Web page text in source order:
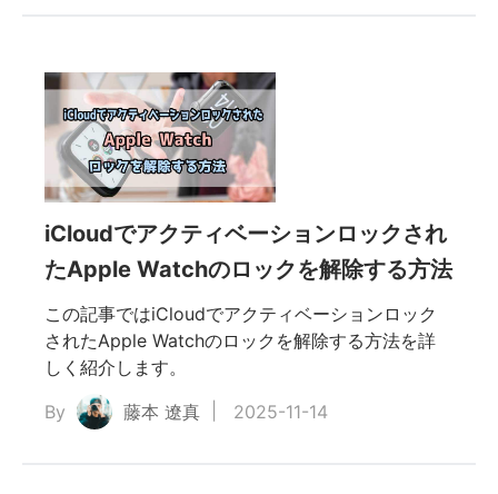
iCloudでアクティベーションロックされ
たApple Watchのロックを解除する方法
この記事ではiCloudでアクティベーションロック
されたApple Watchのロックを解除する方法を詳
しく紹介します。
By
藤本 遼真 2025-11-14